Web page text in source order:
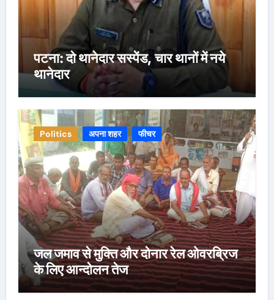
पटना: दो थानेदार सस्पेंड, चार थानों में नये
थानेदार
Politics अपना शहर फीचर
जल जमाव से मुक्ति और दोनार रेल ओवरब्रिज
के लिए आन्दोलन तेज